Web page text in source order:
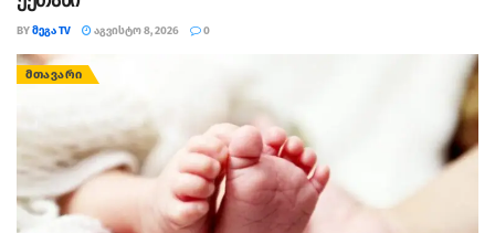
BYᲛᲔᲒᲐ TV ᲐᲒᲕᲘᲡᲢᲝ 8, 2026 0
ᲛᲗᲐᲕᲐᲠᲘ